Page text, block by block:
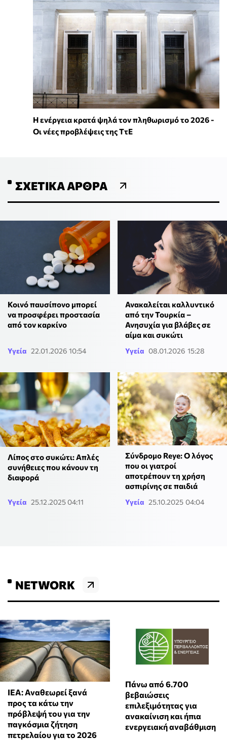
Η ενέργεια κρατά ψηλά τον πληθωρισμό το 2026 -
Οι νέες προβλέψεις της ΤτΕ
ΣΧΕΤΙΚΆ ΆΡΘΡΑ
Κοινό παυσίπονο μπορεί
να προσφέρει προστασία
από τον καρκίνο
Υγεία 22.01.2026 10:54
Ανακαλείται καλλυντικό
από την Τουρκία –
Ανησυχία για βλάβες σε
αίμα και συκώτι
Υγεία 08.01.2026 15:28
Λίπος στο συκώτι: Απλές
συνήθειες που κάνουν τη
διαφορά
Υγεία 25.12.2025 04:11
Σύνδρομο Reye: Ο λόγος
που οι γιατροί
αποτρέπουν τη χρήση
ασπιρίνης σε παιδιά
Υγεία 25.10.2025 04:04
NETWORK
ΙΕΑ: Αναθεωρεί ξανά
προς τα κάτω την
πρόβλεψή του για την
παγκόσμια ζήτηση
πετρελαίου για το 2026
Πάνω από 6.700
βεβαιώσεις
επιλεξιμότητας για
ανακαίνιση και ήπια
ενεργειακή αναβάθμιση